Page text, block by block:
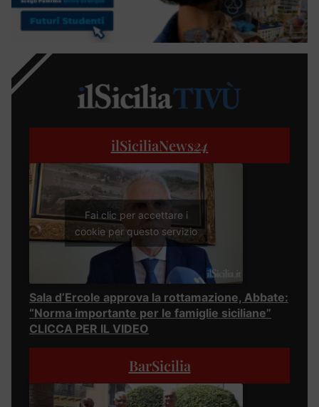
ilSiciliaNews24
Fai clic per accettare i
cookie per questo servizio
Sala d’Ercole approva la rottamazione, Abbate:
“Norma importante per le famiglie siciliane”
CLICCA PER IL VIDEO
BarSicilia